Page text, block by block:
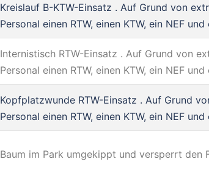
Kreislauf B-KTW-Einsatz . Auf Grund von
Personal einen RTW, einen KTW, ein NEF
Internistisch RTW-Einsatz . Auf Grund von
Personal einen RTW, einen KTW, ein NEF
Kopfplatzwunde RTW-Einsatz . Auf Grund
Personal einen RTW, einen KTW, ein NEF
Baum im Park umgekippt und versperrt den